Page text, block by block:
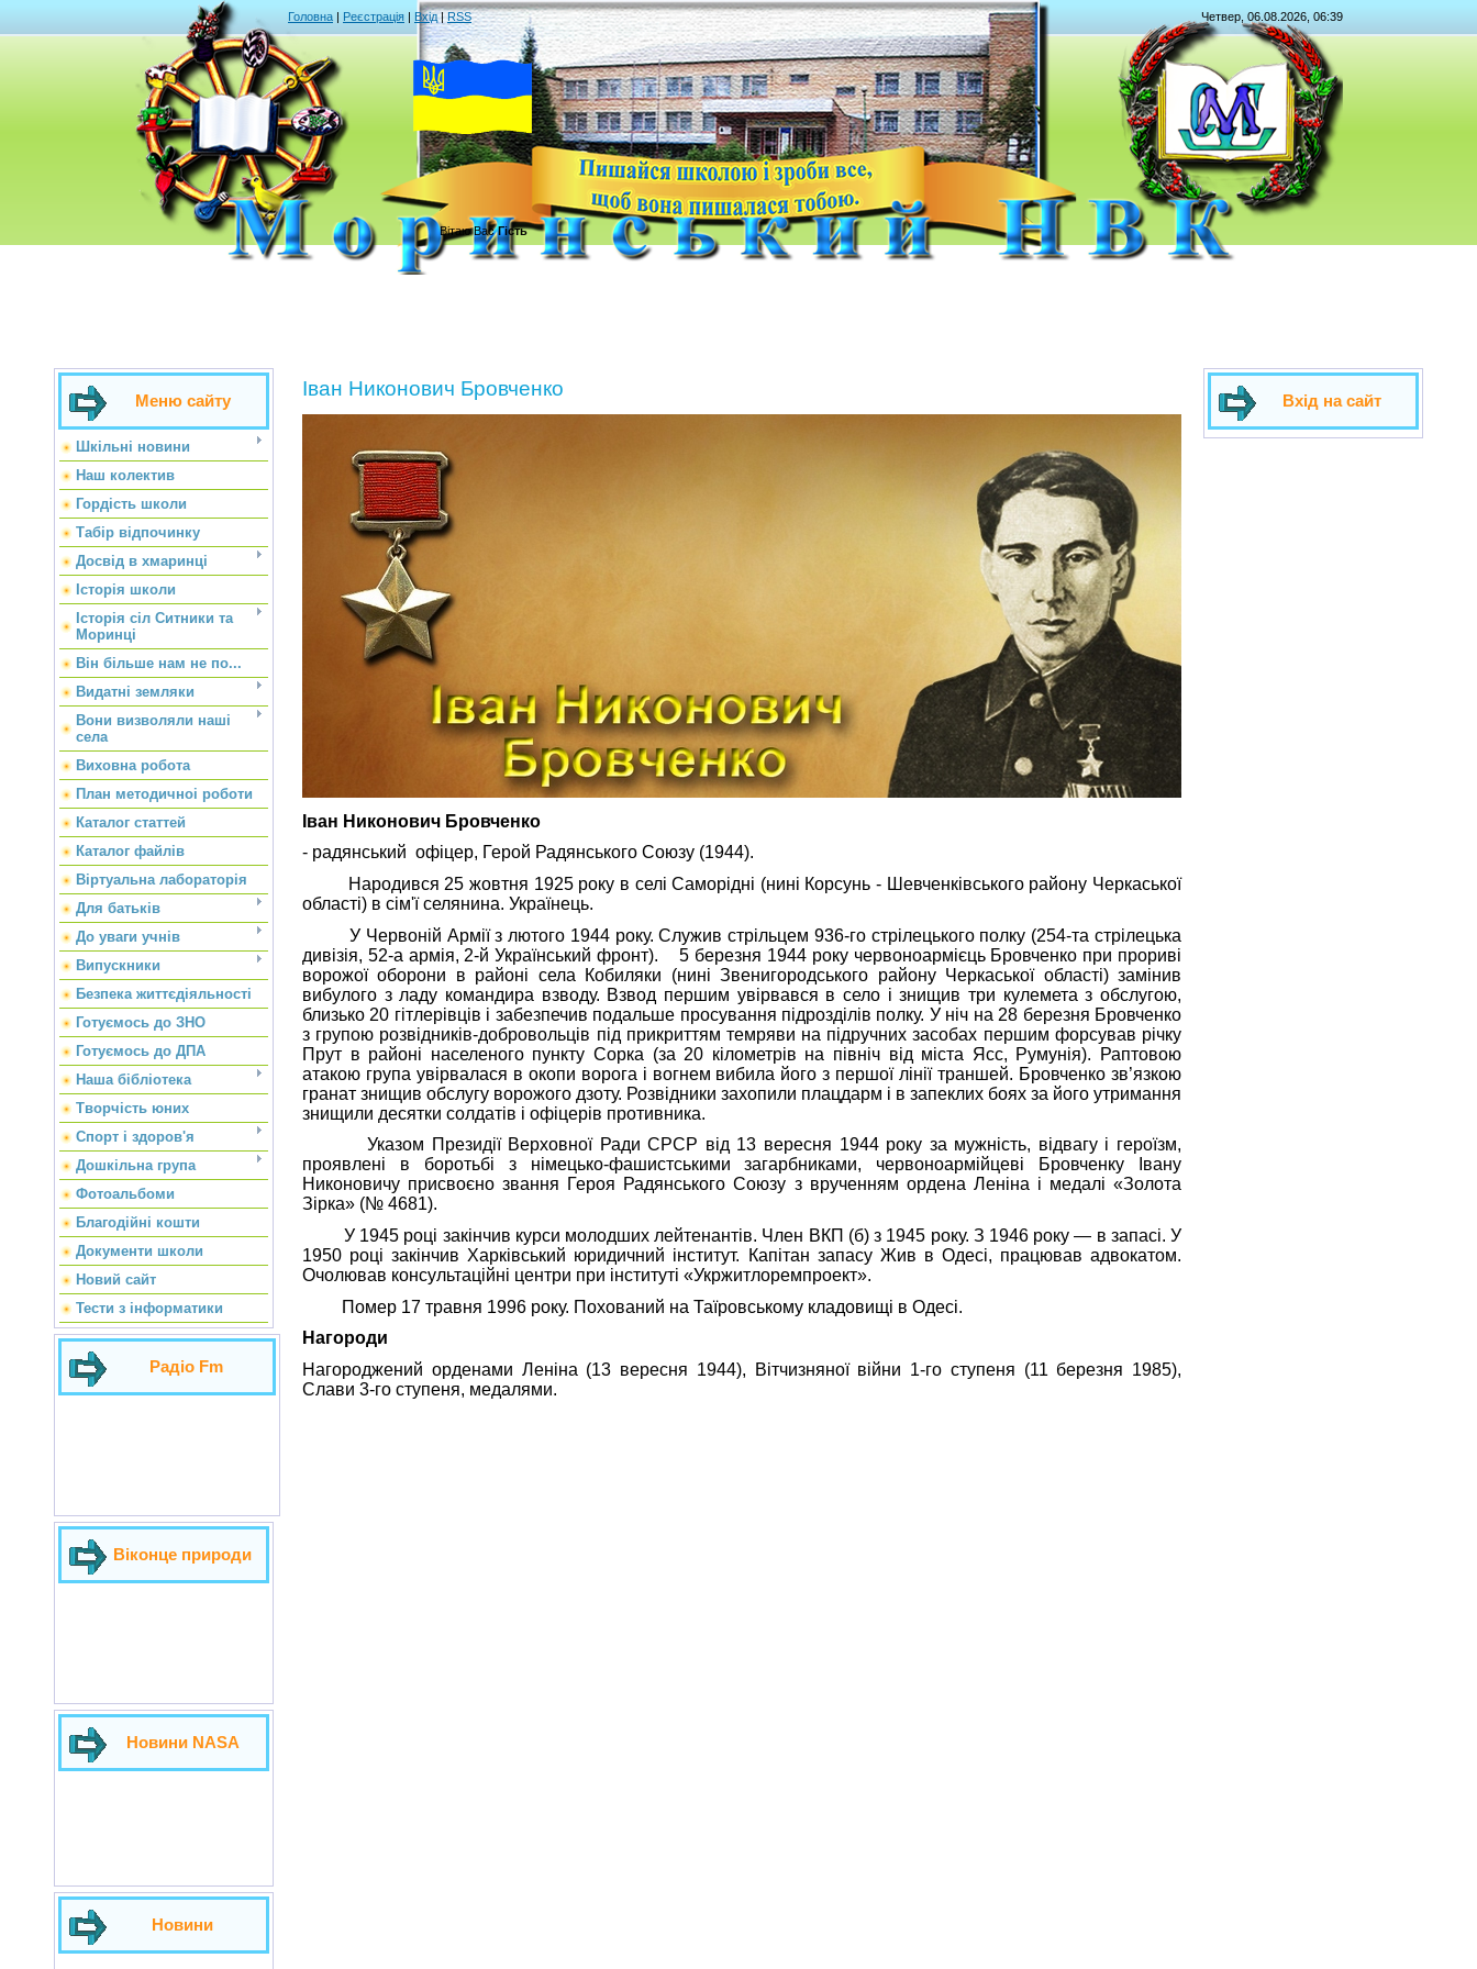
Головна | Реєстрація | Вхід| RSS Четвер, 06.08.2026, 06:39
Вітаю Вас Гість
Меню сайту
Шкільні новини
Наш колектив
Гордість школи
Табір відпочинку
Досвід в хмаринці
Історія школи
Історія сіл Ситники та
Моринці
Він більше нам не по...
Видатні земляки
Вони визволяли наші
села
Виховна робота
План методичноі роботи
Каталог статтей
Каталог файлів
Віртуальна лабораторія
Для батьків
До уваги учнів
Випускники
Безпека життєдіяльності
Готуємось до ЗНО
Готуємось до ДПА
Наша бібліотека
Творчість юних
Спорт і здоров'я
Дошкільна група
Фотоальбоми
Благодійні кошти
Документи школи
Новий сайт
Тести з інформатики
Радіо Fm
Віконце природи
Новини NASA
Новини
Іван Никонович Бровченко
Іван Никонович Бровченко
- радянський офіцер, Герой Радянського Союзу (1944).
Народився 25 жовтня 1925 року в селі Саморідні (нині Корсунь - Шевченківського району Черкаської
області) в сім'ї селянина. Українець.
У Червоній Армії з лютого 1944 року. Служив стрільцем 936-го стрілецького полку (254-та стрілецька
дивізія, 52-а армія, 2-й Український фронт). 5 березня 1944 року червоноармієць Бровченко при прориві
ворожої оборони в районі села Кобиляки (нині Звенигородського району Черкаської області) замінив
вибулого з ладу командира взводу. Взвод першим увірвався в село і знищив три кулемета з обслугою,
близько 20 гітлерівців і забезпечив подальше просування підрозділів полку. У ніч на 28 березня Бровченко
з групою розвідників-добровольців під прикриттям темряви на підручних засобах першим форсував річку
Прут в районі населеного пункту Сорка (за 20 кілометрів на північ від міста Ясс, Румунія). Раптовою
атакою група увірвалася в окопи ворога і вогнем вибила його з першої лінії траншей. Бровченко зв’язкою
гранат знищив обслугу ворожого дзоту. Розвідники захопили плацдарм і в запеклих боях за його утримання
знищили десятки солдатів і офіцерів противника.
Указом Президії Верховної Ради СРСР від 13 вересня 1944 року за мужність, відвагу і героїзм,
проявлені в боротьбі з німецько-фашистськими загарбниками, червоноармійцеві Бровченку Івану
Никоновичу присвоєно звання Героя Радянського Союзу з врученням ордена Леніна і медалі «Золота
Зірка» (№ 4681).
У 1945 році закінчив курси молодших лейтенантів. Член ВКП (б) з 1945 року. З 1946 року — в запасі. У
1950 році закінчив Харківський юридичний інститут. Капітан запасу Жив в Одесі, працював адвокатом.
Очолював консультаційні центри при інституті «Укржитлоремпроект».
Помер 17 травня 1996 року. Похований на Таїровському кладовищі в Одесі.
Нагороди
Нагороджений орденами Леніна (13 вересня 1944), Вітчизняної війни 1-го ступеня (11 березня 1985),
Слави 3-го ступеня, медалями.
Вхід на сайт